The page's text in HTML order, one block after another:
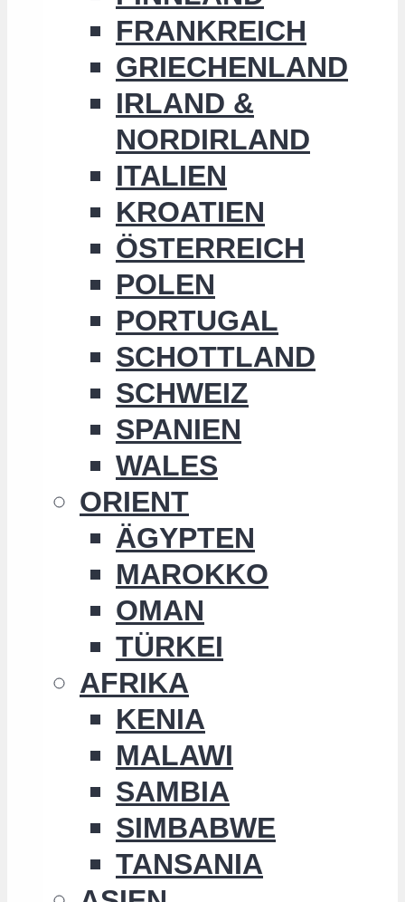
FRANKREICH
GRIECHENLAND
IRLAND &
NORDIRLAND
ITALIEN
KROATIEN
ÖSTERREICH
POLEN
PORTUGAL
SCHOTTLAND
SCHWEIZ
SPANIEN
WALES
ORIENT
ÄGYPTEN
MAROKKO
OMAN
TÜRKEI
AFRIKA
KENIA
MALAWI
SAMBIA
SIMBABWE
TANSANIA